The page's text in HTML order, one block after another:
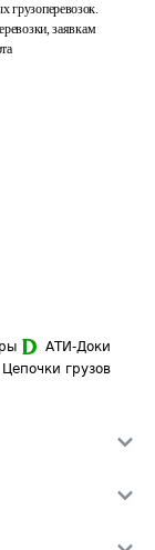
грузоперевозок.
заявкам
АТИ-Доки
Цепочки грузов